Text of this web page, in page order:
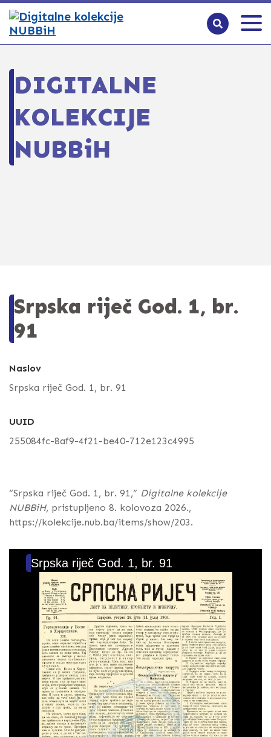
DIGITALNE
KOLEKCIJE
NUBBiH
Srpska riječ God. 1, br.
91
Naslov
Srpska riječ God. 1, br. 91
UUID
255084fc-8af9-4f21-be40-712e123c4995
“Srpska riječ God. 1, br. 91,” Digitalne kolekcije
NUBBiH, pristupljeno 8. kolovoza 2026.,
https://kolekcije.nub.ba/items/show/203.
Srpska riječ God. 1, br. 91